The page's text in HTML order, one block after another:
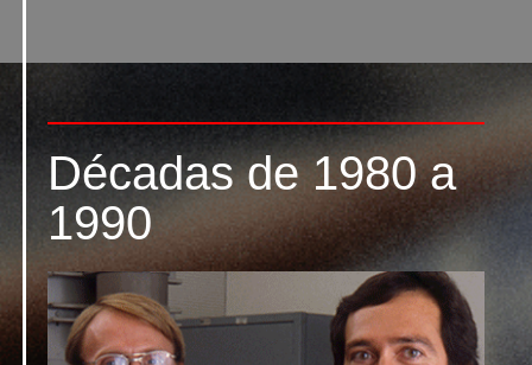
Décadas de 1980 a
1990